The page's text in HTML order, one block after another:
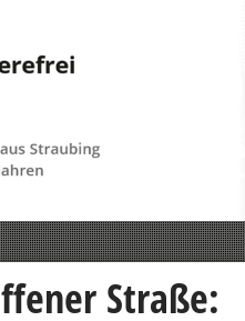
Straße: